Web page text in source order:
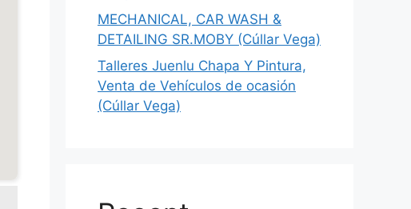
MECHANICAL, CAR WASH &
DETAILING SR.MOBY (Cúllar Vega)
Talleres Juenlu Chapa Y Pintura,
Venta de Vehículos de ocasión
(Cúllar Vega)